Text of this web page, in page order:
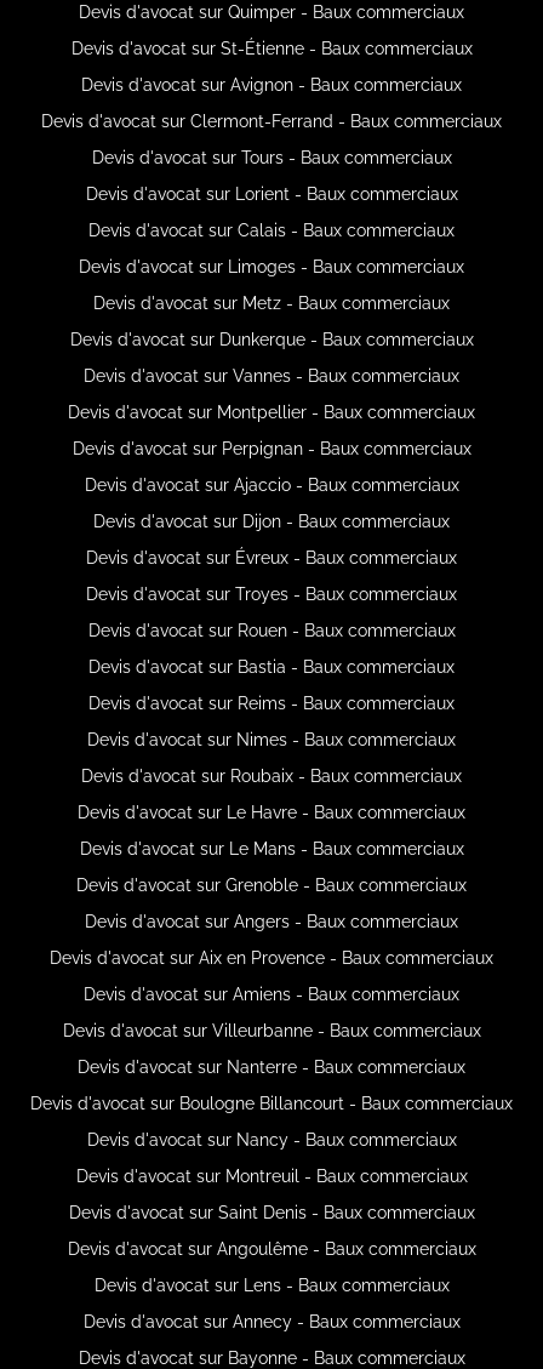
Devis d'avocat sur Quimper - Baux commerciaux
Devis d'avocat sur St-Étienne - Baux commerciaux
Devis d'avocat sur Avignon - Baux commerciaux
Devis d'avocat sur Clermont-Ferrand - Baux commerciaux
Devis d'avocat sur Tours - Baux commerciaux
Devis d'avocat sur Lorient - Baux commerciaux
Devis d'avocat sur Calais - Baux commerciaux
Devis d'avocat sur Limoges - Baux commerciaux
Devis d'avocat sur Metz - Baux commerciaux
Devis d'avocat sur Dunkerque - Baux commerciaux
Devis d'avocat sur Vannes - Baux commerciaux
Devis d'avocat sur Montpellier - Baux commerciaux
Devis d'avocat sur Perpignan - Baux commerciaux
Devis d'avocat sur Ajaccio - Baux commerciaux
Devis d'avocat sur Dijon - Baux commerciaux
Devis d'avocat sur Évreux - Baux commerciaux
Devis d'avocat sur Troyes - Baux commerciaux
Devis d'avocat sur Rouen - Baux commerciaux
Devis d'avocat sur Bastia - Baux commerciaux
Devis d'avocat sur Reims - Baux commerciaux
Devis d'avocat sur Nimes - Baux commerciaux
Devis d'avocat sur Roubaix - Baux commerciaux
Devis d'avocat sur Le Havre - Baux commerciaux
Devis d'avocat sur Le Mans - Baux commerciaux
Devis d'avocat sur Grenoble - Baux commerciaux
Devis d'avocat sur Angers - Baux commerciaux
Devis d'avocat sur Aix en Provence - Baux commerciaux
Devis d'avocat sur Amiens - Baux commerciaux
Devis d'avocat sur Villeurbanne - Baux commerciaux
Devis d'avocat sur Nanterre - Baux commerciaux
Devis d'avocat sur Boulogne Billancourt - Baux commerciaux
Devis d'avocat sur Nancy - Baux commerciaux
Devis d'avocat sur Montreuil - Baux commerciaux
Devis d'avocat sur Saint Denis - Baux commerciaux
Devis d'avocat sur Angoulême - Baux commerciaux
Devis d'avocat sur Lens - Baux commerciaux
Devis d'avocat sur Annecy - Baux commerciaux
Devis d'avocat sur Bayonne - Baux commerciaux